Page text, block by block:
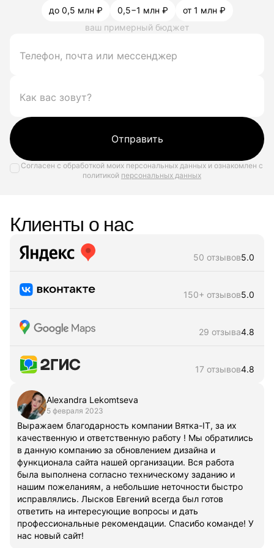
до 0,5 млн ₽ 0,5−1 млн ₽
от 1 млн ₽
ваш примерный бюджет
Отправить
Согласен с обработкой моих персональных данных и ознакомлен с
политикой персональных данных
Клиенты о нас
50 отзывов5.0
150+ отзывов5.0
29 отзыва4.8
17 отзывов4.8
Alexandra Lekomtseva
5 февраля 2023
Выражаем благодарность компании Вятка-IT, за их
качественную и ответственную работу ! Мы обратились
в данную компанию за обновлением дизайна и
функционала сайта нашей организации. Вся работа
была выполнена согласно техническому заданию и
нашим пожеланиям, а небольшие неточности быстро
исправлялись. Лысков Евгений всегда был готов
ответить на интересующие вопросы и дать
профессиональные рекомендации. Спасибо команде! У
нас новый сайт!